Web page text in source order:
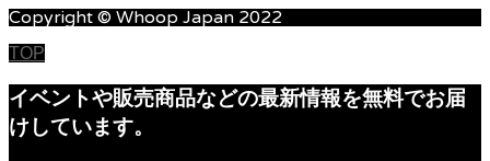
Copyright © Whoop Japan 2022
TOP
イベントや販売商品などの最新情報を無料でお届
けしています。